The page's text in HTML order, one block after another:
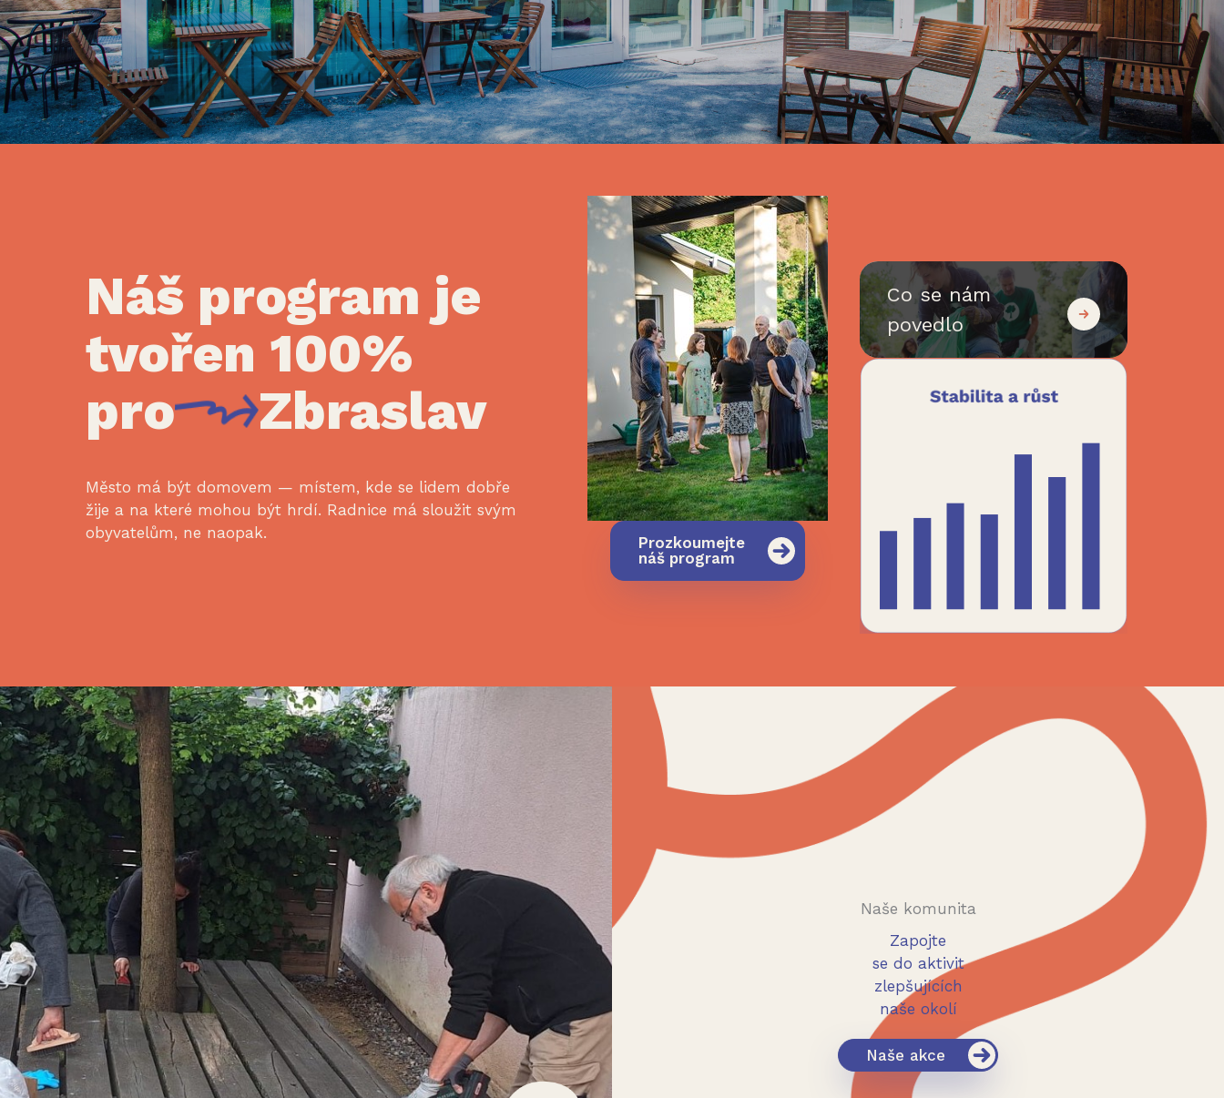
Náš program je
tvořen 100%
pro
Zbraslav
Město má být domovem — místem, kde se lidem dobře
žije a na které mohou být hrdí. Radnice má sloužit svým
obyvatelům, ne naopak.
Prozkoumejte
náš program
Co se nám
povedlo
Naše komunita
Zapojte
se do aktivit
zlepšujících
naše okolí
Naše akce